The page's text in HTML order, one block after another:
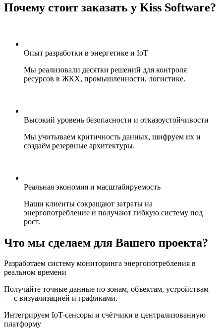
Почему стоит заказать у Kiss Software?
Опыт разработки в энергетике и IoT
Мы реализовали десятки решений для контроля
ресурсов в ЖКХ, промышленности, логистике.
Высокий уровень безопасности и отказоустойчивости
Мы учитываем критичность данных, шифруем их и
создаём резервные архитектуры.
Реальная экономия и масштабируемость
Наши клиенты сокращают затраты на
энергопотребление и получают гибкую систему под
рост.
Что мы сделаем для Вашего проекта?
Разработаем систему мониторинга энергопотребления в
реальном времени
Получайте точные данные по зонам, объектам, устройствам
— с визуализацией и графиками.
Интегрируем IoT-сенсоры и счётчики в централизованную
платформу